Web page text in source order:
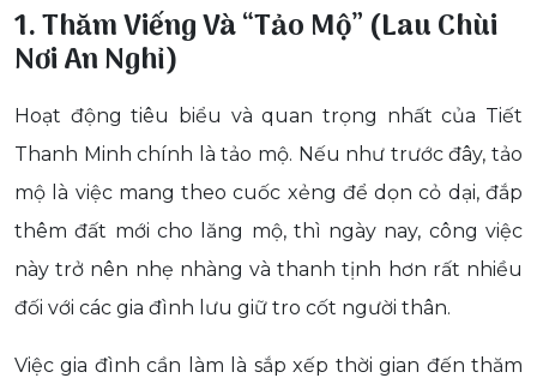
1. Thăm Viếng Và “Tảo Mộ” (Lau Chùi
Nơi An Nghỉ)
Hoạt động tiêu biểu và quan trọng nhất của Tiết
Thanh Minh chính là tảo mộ. Nếu như trước đây, tảo
mộ là việc mang theo cuốc xẻng để dọn cỏ dại, đắp
thêm đất mới cho lăng mộ, thì ngày nay, công việc
này trở nên nhẹ nhàng và thanh tịnh hơn rất nhiều
đối với các gia đình lưu giữ tro cốt người thân.
Việc gia đình cần làm là sắp xếp thời gian đến thăm